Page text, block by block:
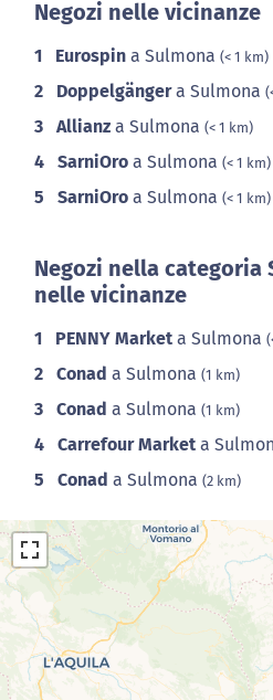
Negozi nelle vicinanze
1 Eurospin a Sulmona (< 1 km)
2 Doppelgängera Sulmona
3 Allianz a Sulmona (< 1 km)
4 SarniOro a Sulmona (< 1 km)
5 SarniOro a Sulmona (< 1 km)
Negozi nella categoria
nelle vicinanze
1 PENNY Market a Sulmona
2 Conad a Sulmona (1 km)
3 Conad a Sulmona (1 km)
4 Carrefour Market a
5 Conad a Sulmona (2 km)